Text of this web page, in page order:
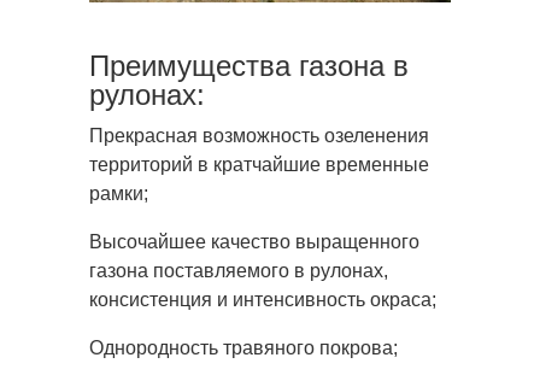
Преимущества газона в
рулонах:
Прекрасная возможность озеленения
территорий в кратчайшие временные
рамки;
Высочайшее качество выращенного
газона поставляемого в рулонах,
консистенция и интенсивность окраса;
Однородность травяного покрова;